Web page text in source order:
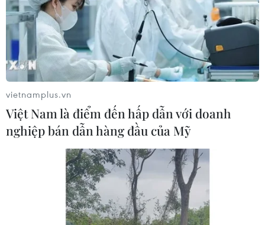
TIN CÙNG CHUYÊN MỤC
Khoa học công nghệ sẽ trở thành
động lực mới của quan hệ Việt Nam-
Australia
09/08/2026 02:01
Phát triển thiết bị biến dầu ăn đã qua
sử dụng thành dầu diesel sinh học
08/08/2026 14:57
Trung Quốc hoàn thành bản đồ địa
vietnamplus.vn
Việt Nam là điểm đến hấp dẫn với doanh
nghiệp bán dẫn hàng đầu của Mỹ